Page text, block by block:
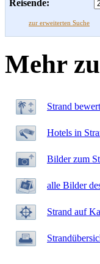
Reisende:
zur erweiterten Suche
Mehr
Strand
Hotels in
Bilder zum
alle Bilder
Strand auf